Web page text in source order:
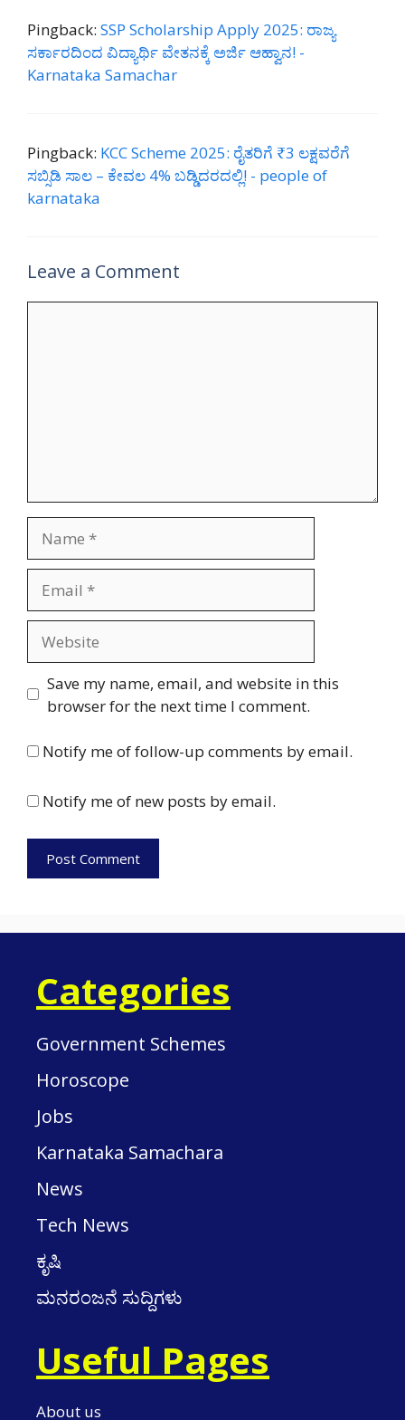
Pingback: SSP Scholarship Apply 2025: ರಾಜ್ಯ
ಸರ್ಕಾರದಿಂದ ವಿದ್ಯಾರ್ಥಿ ವೇತನಕ್ಕೆ ಅರ್ಜಿ ಆಹ್ವಾನ! -
Karnataka Samachar
Pingback: KCC Scheme 2025: ರೈತರಿಗೆ ₹3 ಲಕ್ಷವರೆಗೆ
ಸಬ್ಸಿಡಿ ಸಾಲ – ಕೇವಲ 4% ಬಡ್ಡಿದರದಲ್ಲಿ! - people of
karnataka
Leave a Comment
Save my name, email, and website in this
browser for the next time I comment.
Notify me of follow-up comments by email.
Notify me of new posts by email.
Categories
Government Schemes
Horoscope
Jobs
Karnataka Samachara
News
Tech News
ಕೃಷಿ
ಮನರಂಜನೆ ಸುದ್ದಿಗಳು
Useful Pages
About us